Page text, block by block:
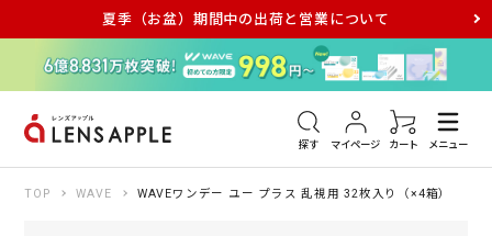
夏季（お盆）期間中の出荷と営業について
探す マイページ カート メニュー
アキュビュー メダリスト メガネ
TOP WAVE WAVEワンデー ユー プラス 乱視用 32枚入り（×4箱）